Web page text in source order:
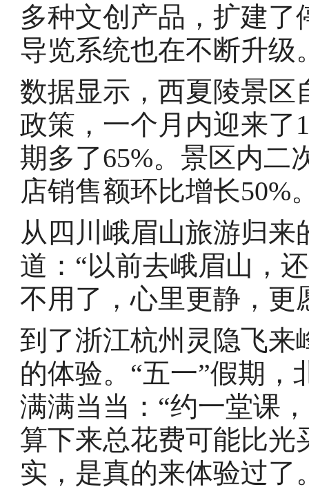
多种文创产品，扩建
导览系统也在不断升级
数据显示，西夏陵景区
政策，一个月内迎来了
期多了65%。景区内二
店销售额环比增长50%
从四川峨眉山旅游归
道：“以前去峨眉山，
不用了，心里更静，更
到了浙江杭州灵隐飞来
的体验。“五一”假期
满满当当：“约一堂课
算下来总花费可能比光
实，是真的来体验过了